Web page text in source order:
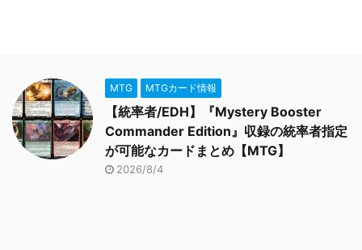
MTG MTGカード情報
【統率者/EDH】『Mystery Booster
Commander Edition』収録の統率者指定
が可能なカードまとめ【MTG】
2026/8/4